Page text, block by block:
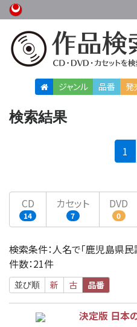
ジャンル 品番 発
検索結果
1
CD
14
カセット
7
DVD
0
検索条件：人名で「鹿児島県民
件数：21件
並び順 新 古 品番
決定版 日本